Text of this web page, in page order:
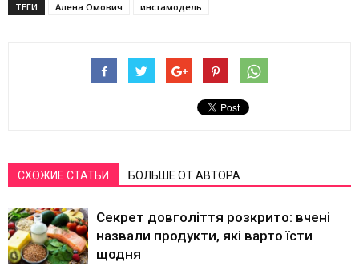
ТЕГИ Алена Омович инстамодель
СХОЖИЕ СТАТЬИ БОЛЬШЕ ОТ АВТОРА
Секрет довголіття розкрито: вчені
назвали продукти, які варто їсти
щодня